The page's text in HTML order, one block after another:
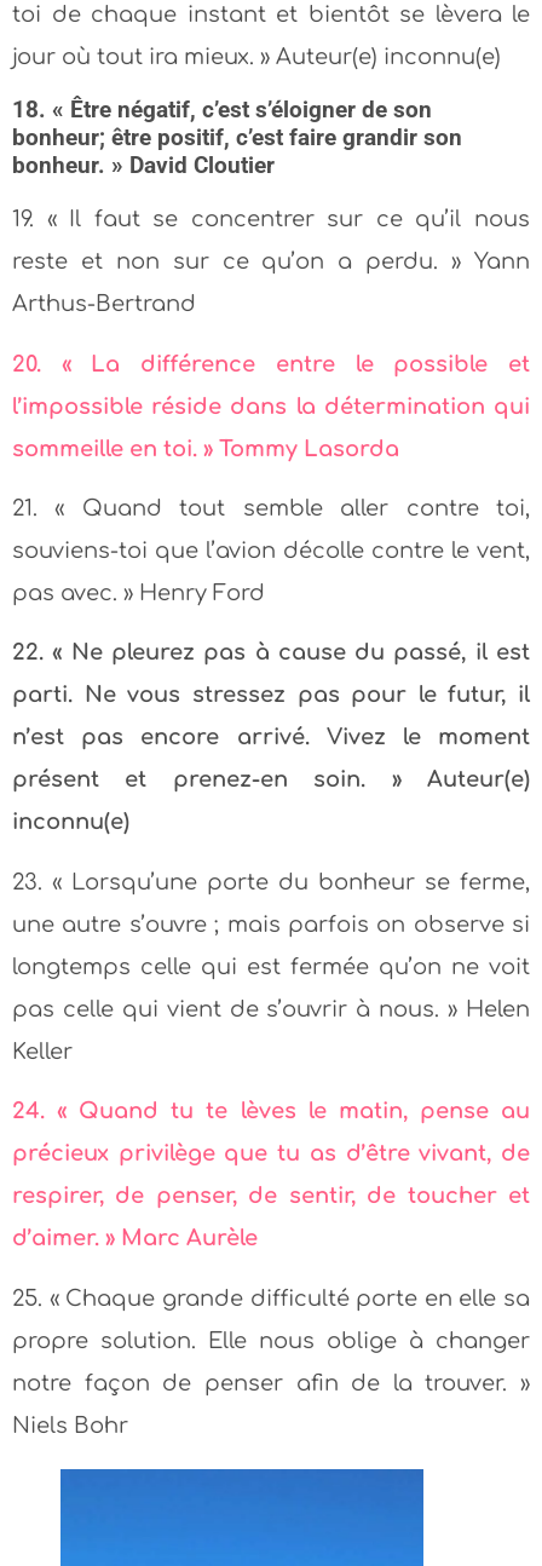
toi de chaque instant et bientôt se lèvera le
jour où tout ira mieux. » Auteur(e) inconnu(e)
18. « Être négatif, c’est s’éloigner de son
bonheur; être positif, c’est faire grandir son
bonheur. » David Cloutier
19. « Il faut se concentrer sur ce qu’il nous
reste et non sur ce qu’on a perdu. » Yann
Arthus-Bertrand
20. « La différence entre le possible et
l’impossible réside dans la détermination qui
sommeille en toi. » Tommy Lasorda
21. « Quand tout semble aller contre toi,
souviens-toi que l’avion décolle contre le vent,
pas avec. » Henry Ford
22. « Ne pleurez pas à cause du passé, il est
parti. Ne vous stressez pas pour le futur, il
n’est pas encore arrivé. Vivez le moment
présent et prenez-en soin. » Auteur(e)
inconnu(e)
23. « Lorsqu’une porte du bonheur se ferme,
une autre s’ouvre ; mais parfois on observe si
longtemps celle qui est fermée qu’on ne voit
pas celle qui vient de s’ouvrir à nous. » Helen
Keller
24. « Quand tu te lèves le matin, pense au
précieux privilège que tu as d’être vivant, de
respirer, de penser, de sentir, de toucher et
d’aimer. » Marc Aurèle
25. « Chaque grande difficulté porte en elle sa
propre solution. Elle nous oblige à changer
notre façon de penser afin de la trouver. »
Niels Bohr